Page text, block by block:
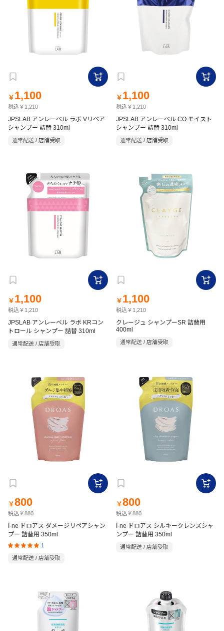
￥ 1,100
税込￥1,210
JPSLAB アンレーベル ラボ Vリペア
シャンプー 詰替 310ml
通常配送 / 店舗受取
￥ 1,100
税込￥1,210
JPSLAB アンレーベル CO モイスト
シャンプー 詰替 310ml
通常配送 / 店舗受取
￥ 1,100
税込￥1,210
JPSLAB アンレーベル ラボ KRコン
トロール シャンプー 詰替 310ml
通常配送 / 店舗受取
￥ 1,100
税込￥1,210
クレージュ シャンプーSR 詰替用
400ml
通常配送 / 店舗受取
￥800
税込￥880
I-ne ドロアス ダメージリペアシャン
プー 詰替用 350ml
1
通常配送 / 店舗受取
￥800
税込￥880
I-ne ドロアス シルキークレンズシャ
ンプー 詰替用 350ml
通常配送 / 店舗受取